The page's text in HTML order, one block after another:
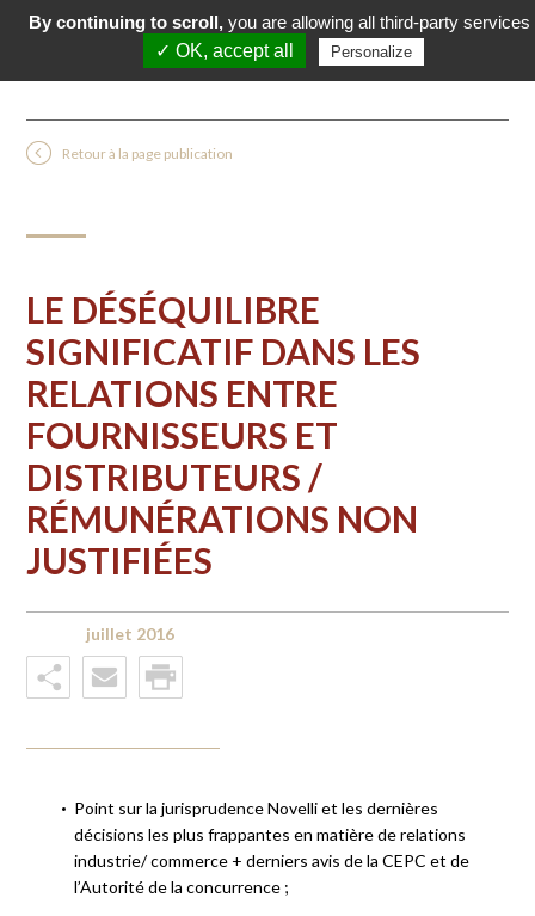
Retour à la page publication
LE DÉSÉQUILIBRE
SIGNIFICATIF DANS LES
RELATIONS ENTRE
FOURNISSEURS ET
DISTRIBUTEURS /
RÉMUNÉRATIONS NON
JUSTIFIÉES
juillet 2016
Point sur la jurisprudence Novelli et les dernières
décisions les plus frappantes en matière de relations
industrie/ commerce + derniers avis de la CEPC et de
l’Autorité de la concurrence ;
By continuing to scroll, you are allowing all third-party services
✓ OK, accept all
Personalize